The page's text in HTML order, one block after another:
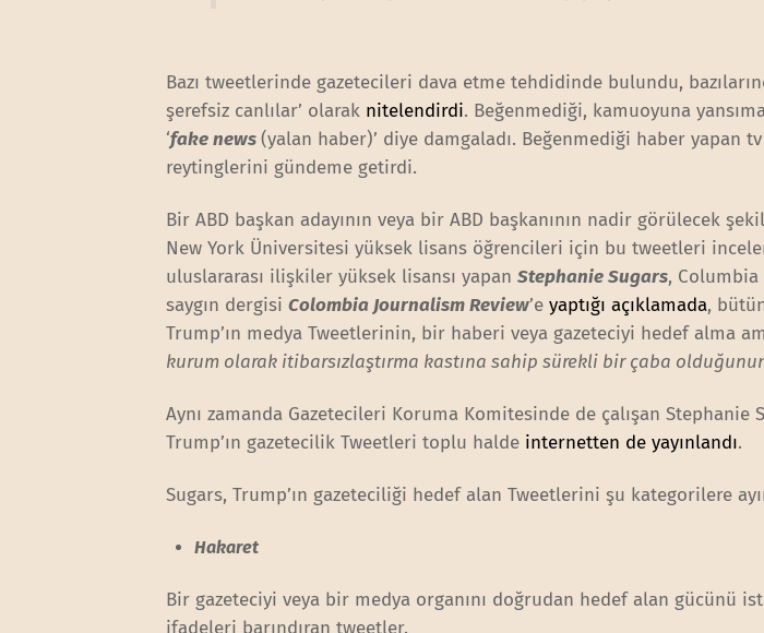
Bazı tweetlerinde gazetecileri dava etme tehdidinde bulundu,
şerefsiz canlılar’ olarak nitelendirdi. Beğenmediği, kamuoyuna
‘fake news(yalan haber)’ diye damgaladı. Beğenmediği haber yapan
reytinglerini gündeme getirdi.
Bir ABD başkan adayının veya bir ABD başkanının nadir görülecek
New York Üniversitesi yüksek lisans öğrencileri için bu tweetleri
uluslararası ilişkiler yüksek lisansı yapanStephanie Sugars,
saygın dergisiColombia Journalism Review’e yaptığı açıklamada,
Trump’ın medya Tweetlerinin, bir haberi veya gazeteciyi hedef alma
kurum olarak itibarsızlaştırma kastına sahip sürekli bir çaba
Aynı zamanda Gazetecileri Koruma Komitesinde de çalışan Stephanie
Trump’ın gazetecilik Tweetleri toplu halde internetten de yayınlandı.
Sugars, Trump’ın gazeteciliği hedef alan Tweetlerini şu kategorilere
Hakaret
Bir gazeteciyi veya bir medya organını doğrudan hedef alan gücünü